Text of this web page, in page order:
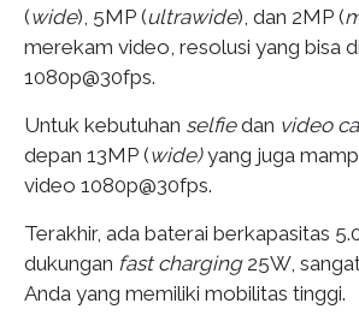
(wide), 5MP (ultrawide), dan 2MP (
merekam video, resolusi yang bisa
1080p@30fps.
Untuk kebutuhan selfiedan video
depan 13MP (wide)yang juga
video 1080p@30fps.
Terakhir, ada baterai berkapasitas
dukungan fast charging25W,
Anda yang memiliki mobilitas tinggi.